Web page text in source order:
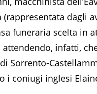
dagli
funeraria scelta in
attendendo, infatti,
Sorrento-
i coniugi inglesi